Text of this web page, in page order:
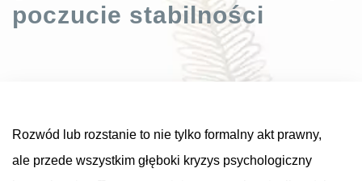
poczucie stabilności
Rozwód lub rozstanie to nie tylko formalny akt prawny,
ale przede wszystkim głęboki kryzys psychologiczny